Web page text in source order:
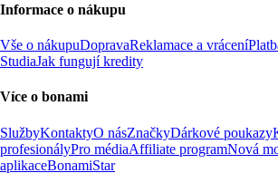
Informace o nákupu
Vše o nákupuDopravaReklamace a vrácení
StudiaJak fungují kredity
Více o bonami
SlužbyKontaktyO násZnačkyDárkové poukazy
profesionályPro médiaAffiliate programNová
aplikaceBonamiStar